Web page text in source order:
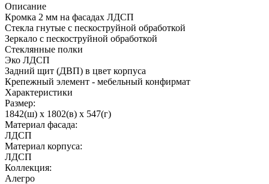
Описание
Кромка 2 мм на фасадах ЛДСП
Стекла гнутые с пескоструйной обработкой
Зеркало с пескоструйной обработкой
Стеклянные полки
Эко ЛДСП
Задний щит (ДВП) в цвет корпуса
Крепежный элемент - мебельный конфирмат
Характеристики
Размер:
1842(ш) x 1802(в) x 547(г)
Материал фасада:
ЛДСП
Материал корпуса:
ЛДСП
Коллекция:
Алегро